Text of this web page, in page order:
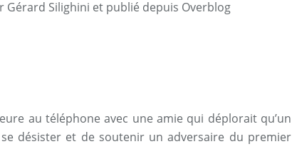
Gérard Silighini et publié depuis Overblog
au téléphone avec une amie qui déplorait qu’un
désister et de soutenir un adversaire du premier